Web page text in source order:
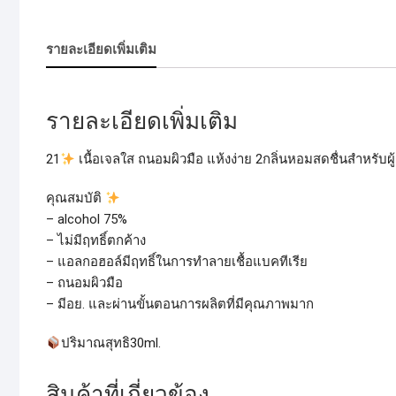
รายละเอียดเพิ่มเติม
รายละเอียดเพิ่มเติม
21 เนื้อเจลใส ถนอมผิวมือ แห้งง่าย 2กลิ่นหอมสดชื่นสำหรับ
คุณสมบัติ
– alcohol 75%
– ไม่มีฤทธิ์ตกค้าง
– แอลกอฮอล์มีฤทธิ์ในการทำลายเชื้อแบคทีเรีย
– ถนอมผิวมือ
– มีอย. และผ่านขั้นตอนการผลิตที่มีคุณภาพมาก
ปริมาณสุทธิ30ml.